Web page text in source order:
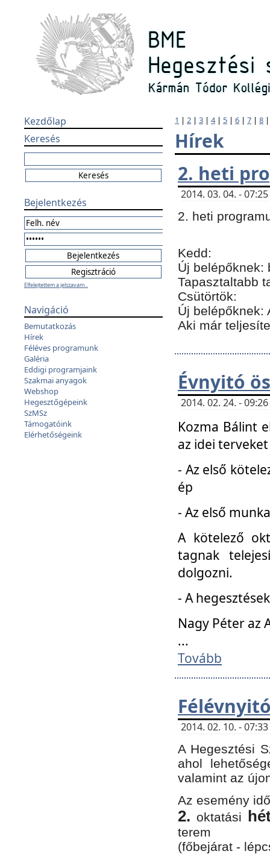
Kezdőlap
Keresés
Bejelentkezés
Elfelejtettem a jelszavam...
Navigáció
Bemutatkozás
Hírek
Féléves programunk
Galéria
Eddigi programjaink
Szakmai anyagok
Webshop
Hegesztőgépeink
SzMSz
Támogatóink
Elérhetőségeink
1 | 2 | 3 | 4| 5 | 6 | 7 | 8
Hírek
2. heti
2014. 03. 04. -
2. heti
Kedd:
Új belépőknek:
Tapasztaltabb
Csütörtök:
Új belépőknek:
Aki már
Évnyitó
2014. 02. 24. -
Kozma Bálint
az idei
- Az első
ép
- Az első
A kötelező
tagnak
dolgozni.
- A
Nagy Péter az
...
Tovább
2014. 02. 10. -
A Hegesztési
ahol
valamint az
Az esemény
2. oktatási
terem
(főbejárat -